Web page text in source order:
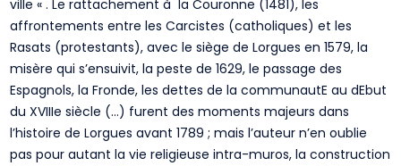
ville « . Le rattachement à la Couronne (1481), les
affrontements entre les Carcistes (catholiques) et les
Rasats (protestants), avec le siège de Lorgues en 1579, la
misère qui s’ensuivit, la peste de 1629, le passage des
Espagnols, la Fronde, les dettes de la communautE au dEbut
du XVIIIe siècle (…) furent des moments majeurs dans
l’histoire de Lorgues avant 1789 ; mais l’auteur n’en oublie
pas pour autant la vie religieuse intra-muros, la construction